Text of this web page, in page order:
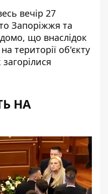
вечір 27
Запоріжжя та
що внаслідок
території об'єкту
НА